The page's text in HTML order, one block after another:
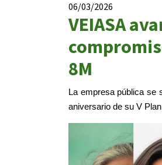
06/03/2026
VEIASA
8M
La empresa pública se
aniversario de su V